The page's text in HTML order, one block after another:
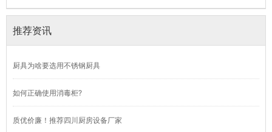
推荐资讯
厨具为啥要选用不锈钢厨具
如何正确使用消毒柜?
质优价廉！推荐四川厨房设备厂家